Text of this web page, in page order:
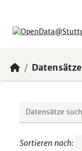
Datensätze
Sortieren nach